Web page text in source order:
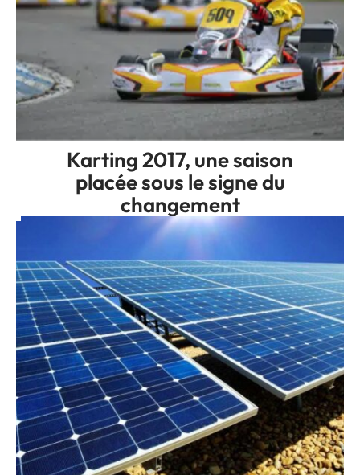
Karting 2017, une saison
placée sous le signe du
changement